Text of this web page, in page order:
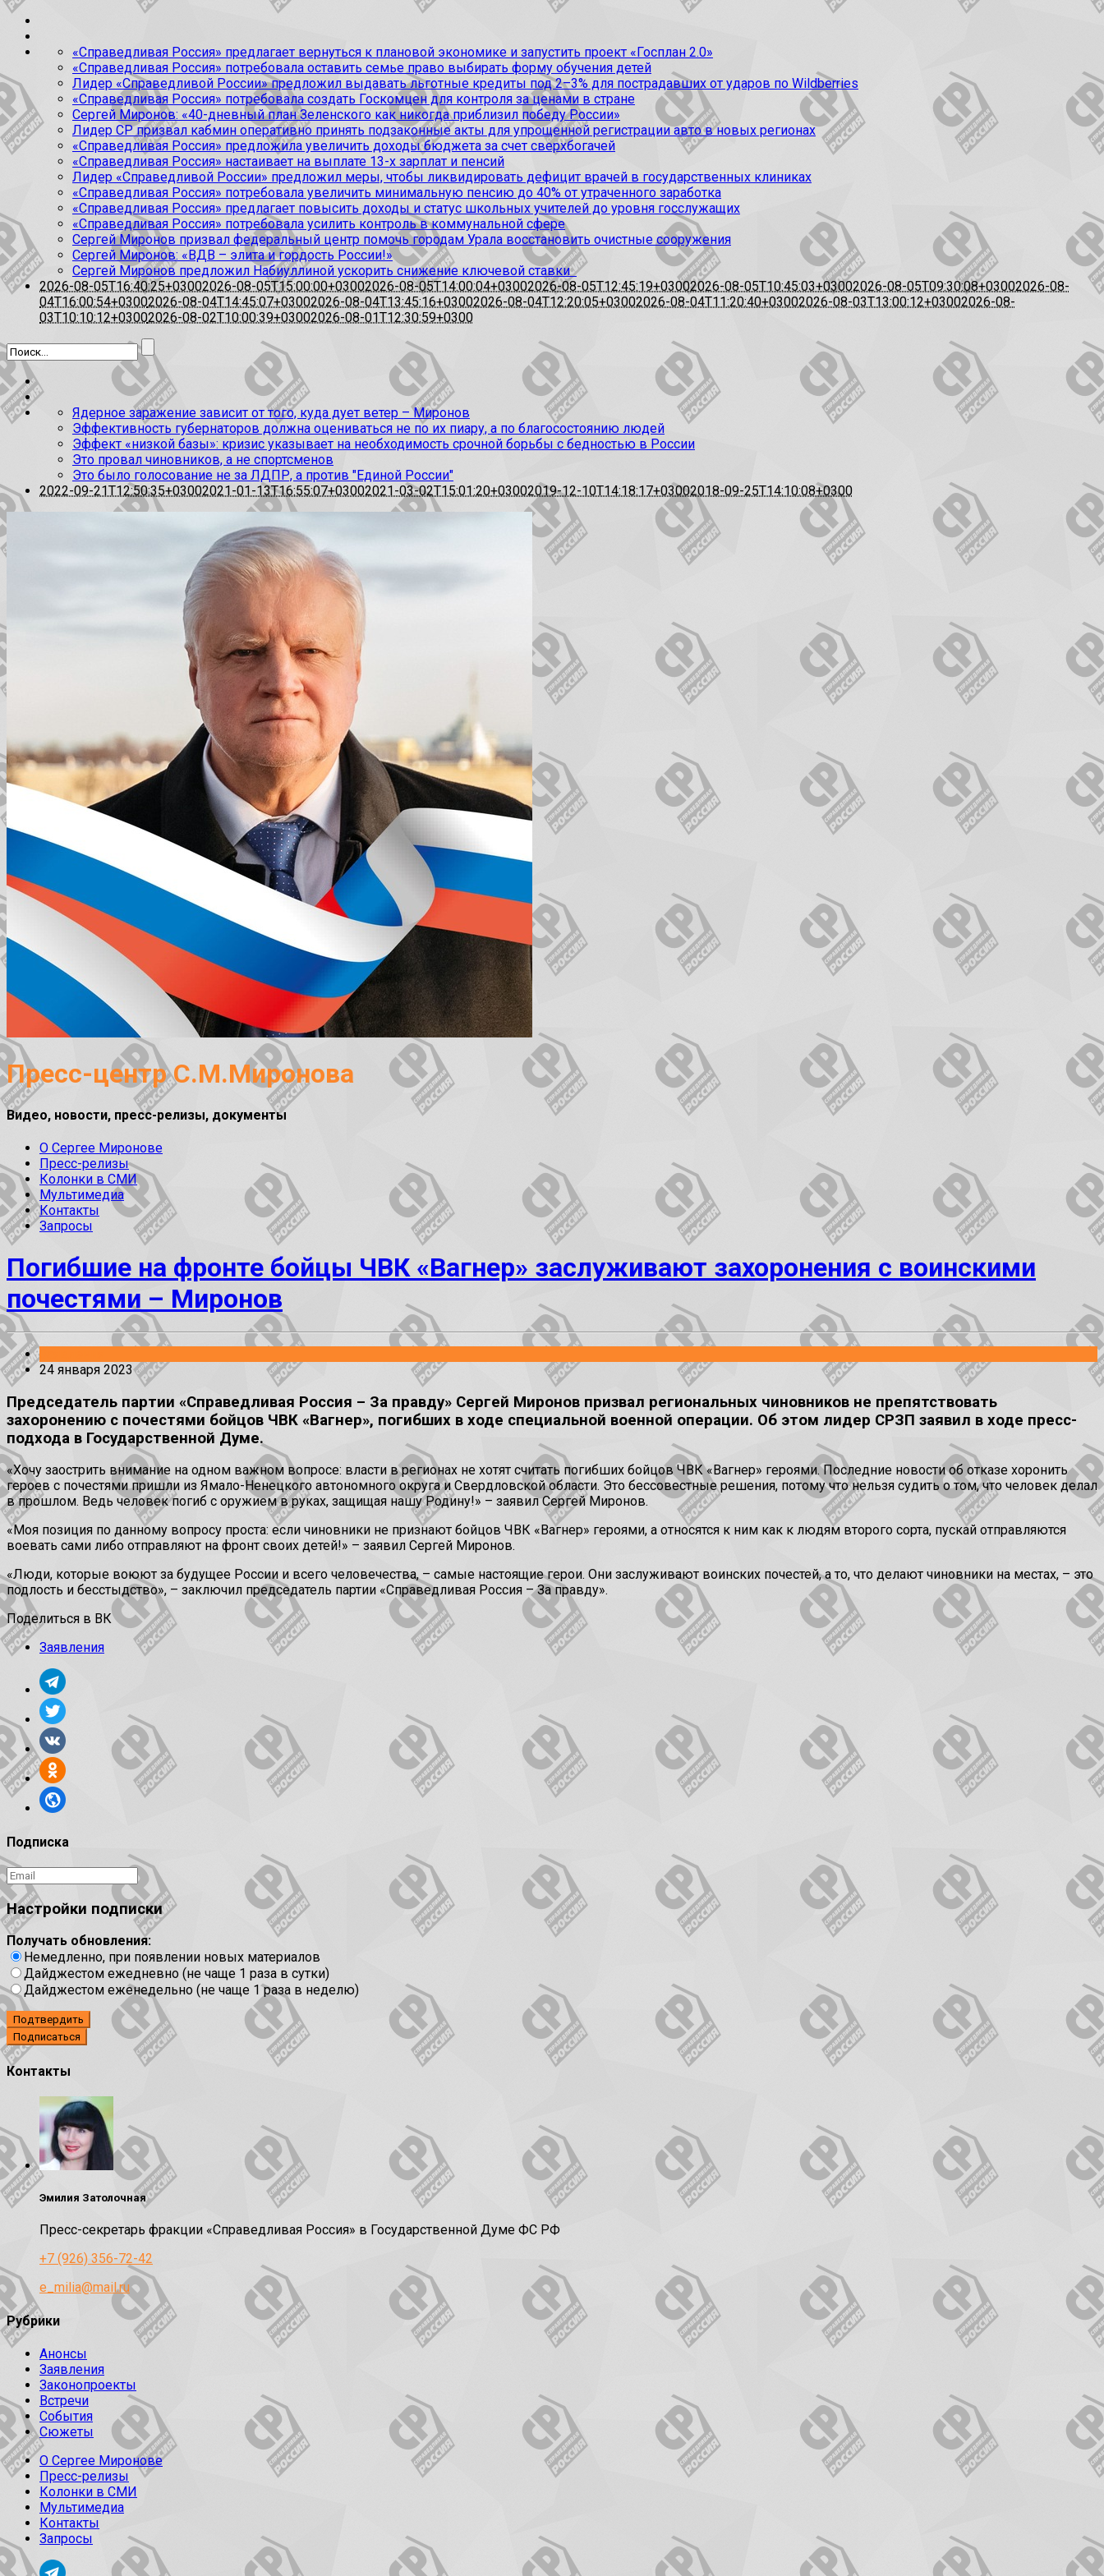
«Справедливая Россия» предлагает вернуться к плановой экономике и запустить проект «Госплан 2.0»
«Справедливая Россия» потребовала оставить семье право выбирать форму обучения детей
Лидер «Справедливой России» предложил выдавать льготные кредиты под 2–3% для пострадавших от ударов по Wildberries
«Справедливая Россия» потребовала создать Госкомцен для контроля за ценами в стране
Сергей Миронов: «40-дневный план Зеленского как никогда приблизил победу России»
Лидер СР призвал кабмин оперативно принять подзаконные акты для упрощенной регистрации авто в новых регионах
«Справедливая Россия» предложила увеличить доходы бюджета за счет сверхбогачей
«Справедливая Россия» настаивает на выплате 13-х зарплат и пенсий
Лидер «Справедливой России» предложил меры, чтобы ликвидировать дефицит врачей в государственных клиниках
«Справедливая Россия» потребовала увеличить минимальную пенсию до 40% от утраченного заработка
«Справедливая Россия» предлагает повысить доходы и статус школьных учителей до уровня госслужащих
«Справедливая Россия» потребовала усилить контроль в коммунальной сфере
Сергей Миронов призвал федеральный центр помочь городам Урала восстановить очистные сооружения
Сергей Миронов: «ВДВ – элита и гордость России!»
Сергей Миронов предложил Набиуллиной ускорить снижение ключевой ставки
2026-08-05T16:40:25+03002026-08-05T15:00:00+03002026-08-05T14:00:04+03002026-08-05T12:45:19+03002026-08-05T10:45:03+03002026-08-05T09:30:08+03002026-08-
04T16:00:54+03002026-08-04T14:45:07+03002026-08-04T13:45:16+03002026-08-04T12:20:05+03002026-08-04T11:20:40+03002026-08-03T13:00:12+03002026-08-
03T10:10:12+03002026-08-02T10:00:39+03002026-08-01T12:30:59+0300
Ядерное заражение зависит от того, куда дует ветер – Миронов
Эффективность губернаторов должна оцениваться не по их пиару, а по благосостоянию людей
Эффект «низкой базы»: кризис указывает на необходимость срочной борьбы с бедностью в России
Это провал чиновников, а не спортсменов
Это было голосование не за ЛДПР, а против "Единой России"
2022-09-21T12:50:35+03002021-01-13T16:55:07+03002021-03-02T15:01:20+03002019-12-10T14:18:17+03002018-09-25T14:10:08+0300
Пресс-центр С.М.Миронова
Видео, новости, пресс-релизы, документы
О Сергее Миронове
Пресс-релизы
Колонки в СМИ
Мультимедиа
Контакты
Запросы
Погибшие на фронте бойцы ЧВК «Вагнер» заслуживают захоронения с воинскими
почестями – Миронов
24 января 2023
Председатель партии «Справедливая Россия – За правду» Сергей Миронов призвал региональных чиновников не препятствовать
захоронению с почестями бойцов ЧВК «Вагнер», погибших в ходе специальной военной операции. Об этом лидер СРЗП заявил в ходе пресс-
подхода в Государственной Думе.
«Хочу заострить внимание на одном важном вопросе: власти в регионах не хотят считать погибших бойцов ЧВК «Вагнер» героями. Последние новости об отказе хоронить
героев с почестями пришли из Ямало-Ненецкого автономного округа и Свердловской области. Это бессовестные решения, потому что нельзя судить о том, что человек делал
в прошлом. Ведь человек погиб с оружием в руках, защищая нашу Родину!» – заявил Сергей Миронов.
«Моя позиция по данному вопросу проста: если чиновники не признают бойцов ЧВК «Вагнер» героями, а относятся к ним как к людям второго сорта, пускай отправляются
воевать сами либо отправляют на фронт своих детей!» – заявил Сергей Миронов.
«Люди, которые воюют за будущее России и всего человечества, – самые настоящие герои. Они заслуживают воинских почестей, а то, что делают чиновники на местах, – это
подлость и бесстыдство», – заключил председатель партии «Справедливая Россия – За правду».
Поделиться в ВК
Заявления
Подписка
Настройки подписки
Получать обновления:
Немедленно, при появлении новых материалов
Дайджестом ежедневно (не чаще 1 раза в сутки)
Дайджестом еженедельно (не чаще 1 раза в неделю)
Подтвердить
Контакты
Эмилия Затолочная
Пресс-секретарь фракции «Справедливая Россия» в Государственной Думе ФС РФ
+7 (926) 356-72-42
e_milia@mail.ru
Рубрики
Анонсы
Заявления
Законопроекты
Встречи
События
Сюжеты
О Сергее Миронове
Пресс-релизы
Колонки в СМИ
Мультимедиа
Контакты
Запросы